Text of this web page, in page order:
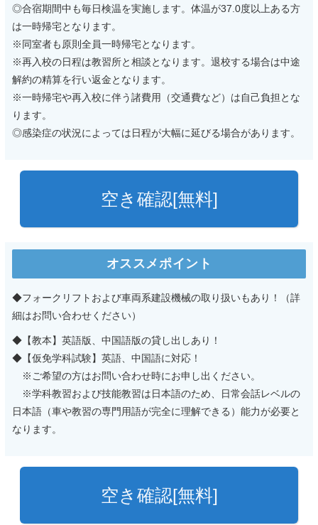
◎合宿期間中も毎日検温を実施します。体温が37.0度以上ある方
は一時帰宅となります。
※同室者も原則全員一時帰宅となります。
※再入校の日程は教習所と相談となります。退校する場合は中途
解約の精算を行い返金となります。
※一時帰宅や再入校に伴う諸費用（交通費など）は自己負担とな
ります。
◎感染症の状況によっては日程が大幅に延びる場合があります。
空き確認[無料]
オススメポイント
◆フォークリフトおよび車両系建設機械の取り扱いもあり！
（詳
細はお問い合わせください）
◆【教本】英語版、中国語版の貸し出しあり！
◆【仮免学科試験】英語、中国語に対応！
※ご希望の方はお問い合わせ時にお申し出ください。
※学科教習および技能教習は日本語のため、日常会話レベルの
日本語（車や教習の専門用語が完全に理解できる）能力が必要と
なります。
空き確認[無料]